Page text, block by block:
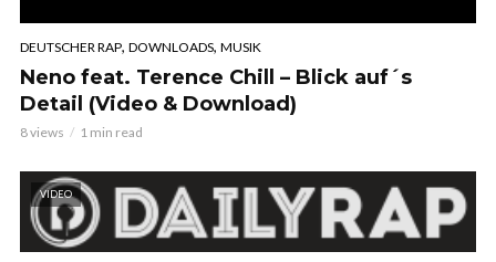
DEUTSCHER RAP, DOWNLOADS, MUSIK
Neno feat. Terence Chill – Blick auf´s
Detail (Video & Download)
8 views 1 min read
VIDEO